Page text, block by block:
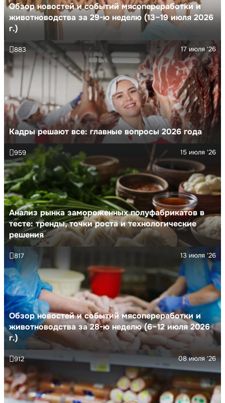
Обзор новостей и событий мясопереработки и
животноводства за 29-ю неделю (13–19 июля 2026
г.)
Кадры решают все: главные вопросы 2026 года
17 июля '26
883
Анализ рынка замороженных полуфабрикатов в
тесте: тренды, точки роста и технологические
решения
15 июля '26
959
Обзор новостей и событий мясопереработки и
животноводства за 28-ю неделю (6–12 июля 2026
г.)
13 июля '26
817
08 июля '26
912